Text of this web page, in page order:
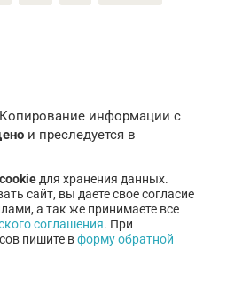
информации с
и преследуется в
cookie для хранения данных.
сайт, вы даете свое согласие
а так же принимаете все
соглашения. При
пишите вформу обратной